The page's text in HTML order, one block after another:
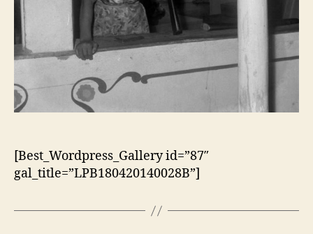
[Best_Wordpress_Gallery id=”87″
gal_title=”LPB180420140028B”]